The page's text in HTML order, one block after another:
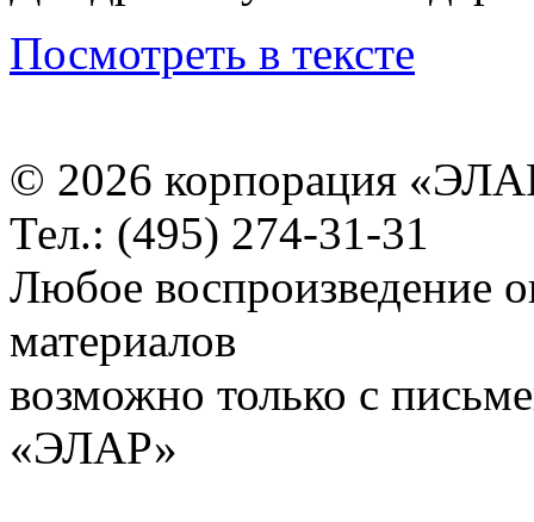
Посмотреть в тексте
© 2026 корпорация
Тел.: (495) 274-31-31
Любое воспроизведение
материалов
возможно только с
«ЭЛАР»